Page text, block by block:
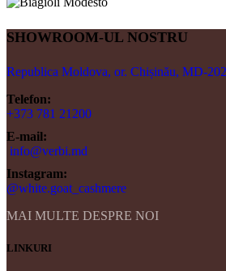
SHOWROOM-UL NOSTRU
Republica Moldova, or. Chișinău, MD-
Telefon:
+373 781 21200
E-mail:
info@verbi.md
Instagram:
@white.goat_cashmere
MAI MULTE DESPRE NOI
LINKURI